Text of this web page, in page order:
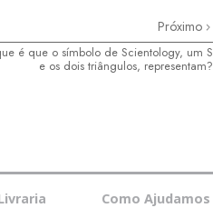
Próximo
é que o símbolo de Scientology, um S
e os dois triângulos, representam?
Como Ajudamos